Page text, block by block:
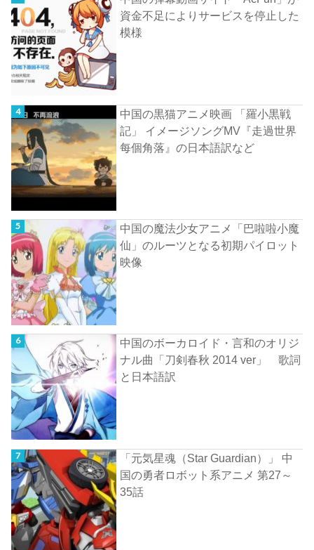
資金不足によりサービスを停止した
模様
中国の黒猫アニメ映画 「羅小黒戦
記」 イメージソングMV『走過世界
每個角落』の日本語訳など
中国の魔法少女アニメ「巴啦啦小魔
仙」のルーツとなる初期パイロット
映像
中国のボーカロイド・言和のオリジ
ナル曲「刀剣春秋 2014 ver」 歌詞
と日本語訳
「元気星魂（Star Guardian）」 中
国の勇者ロボット系アニメ 第27～
35話